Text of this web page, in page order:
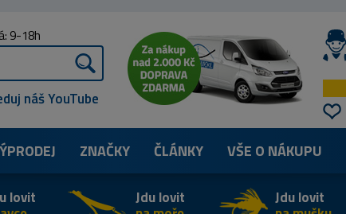
9-18h
náš YouTube
ZNAČKY ČLÁNKY VŠE O NÁKUPU
lovit Jdu lovit Jdu lovit